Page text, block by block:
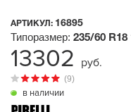
АРТИКУЛ: 16895
в наличии
(9)
Типоразмер: 235/60 R18
13302 руб.